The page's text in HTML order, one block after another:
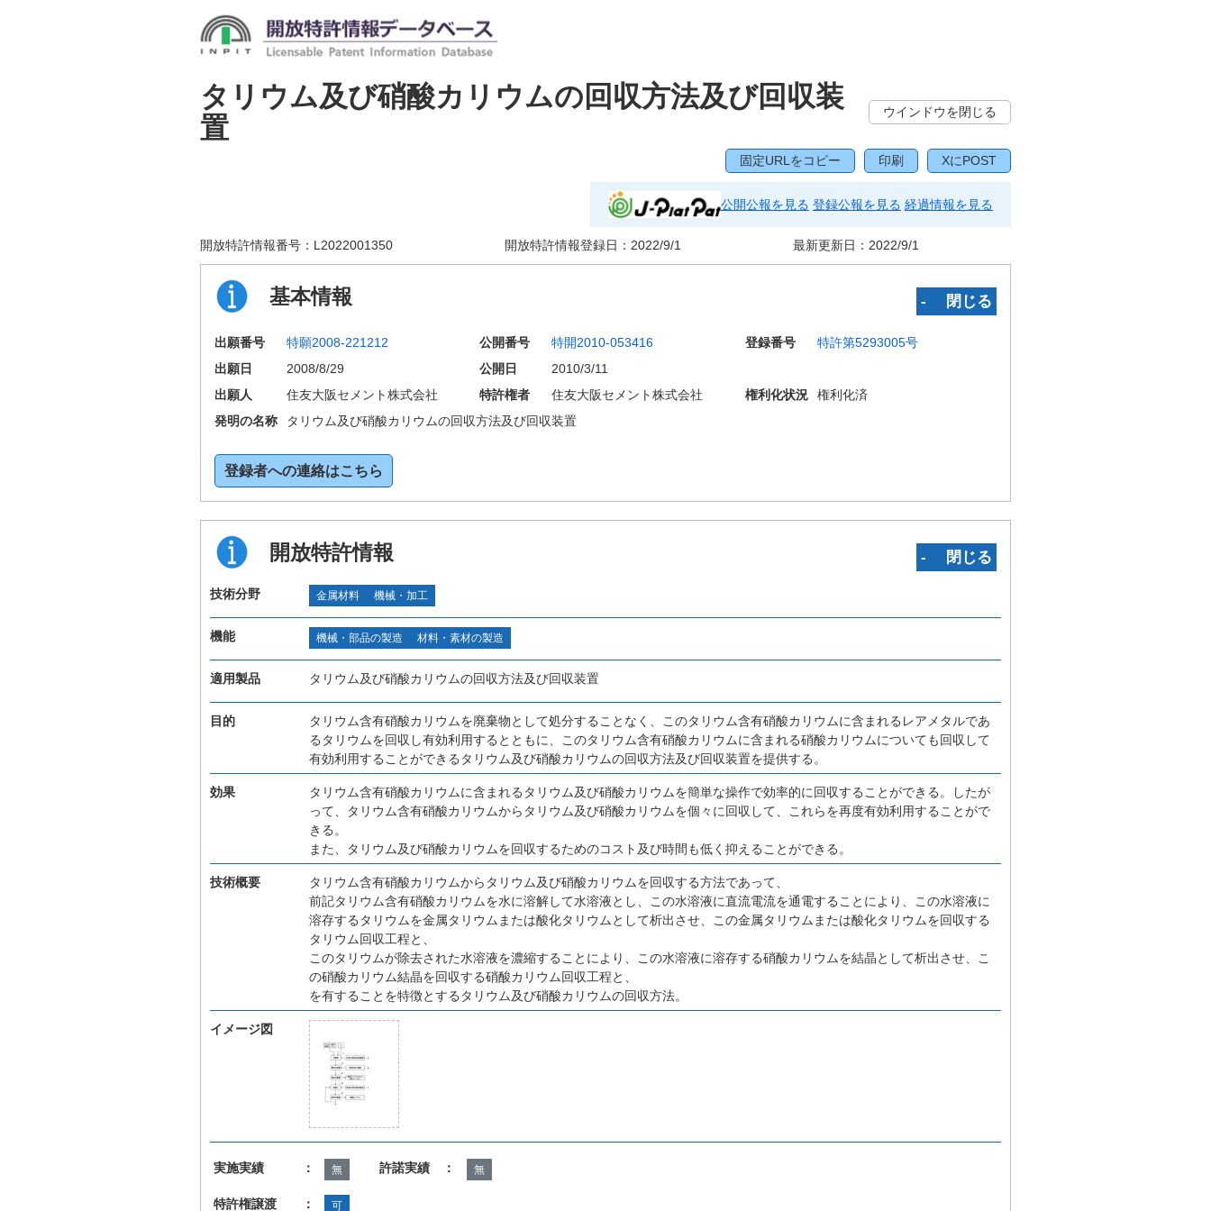
タリウム及び硝酸カリウムの回収方法及び回収装
置
ウインドウを閉じる
固定URLをコピー 印刷 XにPOST
公開公報を見る 登録公報を見る 経過情報を見る
開放特許情報番号： L2022001350 開放特許情報登録日： 2022/9/1 最新更新日： 2022/9/1
基本情報 ‐ 閉じる
出願番号 特願2008-221212 公開番号 特開2010-053416 登録番号
特許第5293005号
出願日
2008/8/29 公開日
2010/3/11
出願人
住友大阪セメント株式会社 特許権者 住友大阪セメント株式会社 権利化状況
権利化済
発明の名称
タリウム及び硝酸カリウムの回収方法及び回収装置
登録者への連絡はこちら
開放特許情報 ‐ 閉じる
技術分野 金属材料 機械・加工
機能 機械・部品の製造 材料・素材の製造
適用製品 タリウム及び硝酸カリウムの回収方法及び回収装置
目的
タリウム含有硝酸カリウムを廃棄物として処分することなく、このタリウム含有硝酸カリウムに含まれるレアメタルであ
るタリウムを回収し有効利用するとともに、このタリウム含有硝酸カリウムに含まれる硝酸カリウムについても回収して
有効利用することができるタリウム及び硝酸カリウムの回収方法及び回収装置を提供する。
効果
タリウム含有硝酸カリウムに含まれるタリウム及び硝酸カリウムを簡単な操作で効率的に回収することができる。したが
って、タリウム含有硝酸カリウムからタリウム及び硝酸カリウムを個々に回収して、これらを再度有効利用することがで
きる。
また、タリウム及び硝酸カリウムを回収するためのコスト及び時間も低く抑えることができる。
技術概要
タリウム含有硝酸カリウムからタリウム及び硝酸カリウムを回収する方法であって、
前記タリウム含有硝酸カリウムを水に溶解して水溶液とし、この水溶液に直流電流を通電することにより、この水溶液に
溶存するタリウムを金属タリウムまたは酸化タリウムとして析出させ、この金属タリウムまたは酸化タリウムを回収する
タリウム回収工程と、
このタリウムが除去された水溶液を濃縮することにより、この水溶液に溶存する硝酸カリウムを結晶として析出させ、こ
の硝酸カリウム結晶を回収する硝酸カリウム回収工程と、
を有することを特徴とするタリウム及び硝酸カリウムの回収方法。
イメージ図
実施実績 ： 無 許諾実績 ： 無
特許権譲渡 ： 可